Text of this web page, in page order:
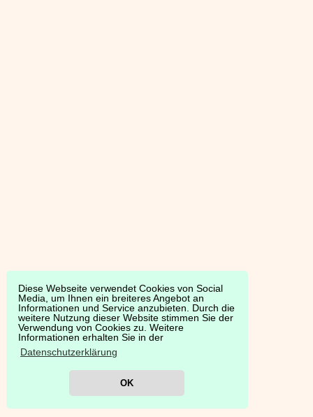
Diese Webseite verwendet Cookies von Social
Media, um Ihnen ein breiteres Angebot an
Informationen und Service anzubieten. Durch die
weitere Nutzung dieser Website stimmen Sie der
Verwendung von Cookies zu. Weitere
Informationen erhalten Sie in der
Datenschutzerklärung
OK